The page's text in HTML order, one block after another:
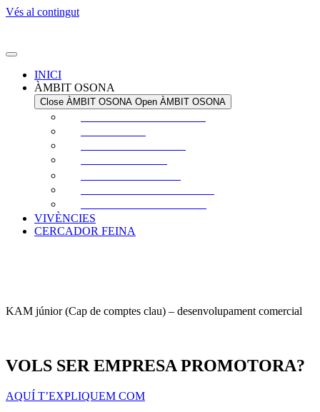
Vés al contingut
INICI
ÀMBIT OSONA
Close ÀMBIT OSONA Open ÀMBIT OSONA
VIVÈNCIES
CERCADOR FEINA
KAM júnior (Cap de comptes clau) – desenvolupament comercial
VOLS SER EMPRESA PROMOTORA?
AQUÍ T’EXPLIQUEM COM